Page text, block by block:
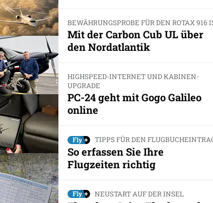
BEWÄHRUNGSPROBE FÜR DEN ROTAX 916
Mit der Carbon Cub UL über
den Nordatlantik
HIGHSPEED-INTERNET UND KABINEN-
UPGRADE
PC-24 geht mit Gogo Galileo
online
TIPPS FÜR DEN
So erfassen Sie Ihre
Flugzeiten richtig
NEUSTART AUF DER INSEL